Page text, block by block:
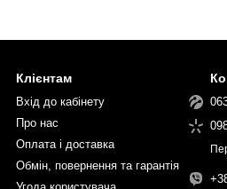
Клієнтам
Вхід до кабінету
Про нас
Оплата і доставка
Обмін, повернення та гарантія